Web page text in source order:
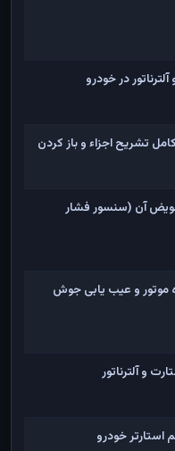
در خودرو
آن (سنسور فشار
موتور و عیب یابی جوش
و آلترناتور
خودرو